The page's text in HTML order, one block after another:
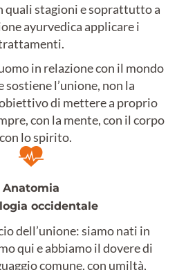
quali stagioni e soprattutto a
ayurvedica applicare i
in relazione con il mondo
sostiene l’unione, non la
di mettere a proprio
con la mente, con il corpo
lo spirito.
Anatomia
occidentale
dell’unione: siamo nati in
qui e abbiamo il dovere di
comune, con umiltà,